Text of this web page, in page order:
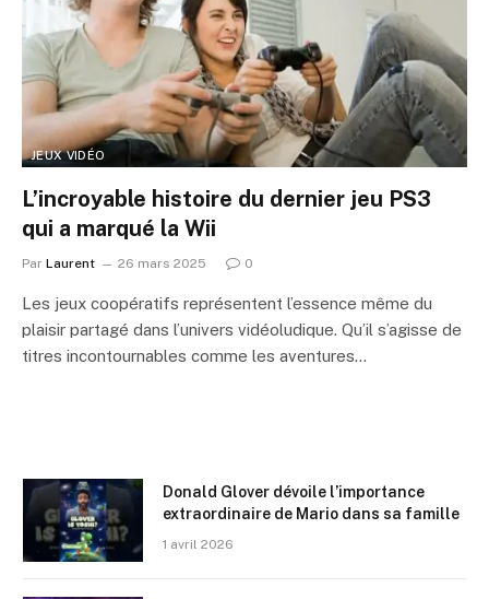
JEUX VIDÉO
L’incroyable histoire du dernier jeu PS3
qui a marqué la Wii
Par Laurent 26 mars 2025 0
Les jeux coopératifs représentent l’essence même du
plaisir partagé dans l’univers vidéoludique. Qu’il s’agisse de
titres incontournables comme les aventures…
Donald Glover dévoile l’importance
extraordinaire de Mario dans sa famille
1 avril 2026